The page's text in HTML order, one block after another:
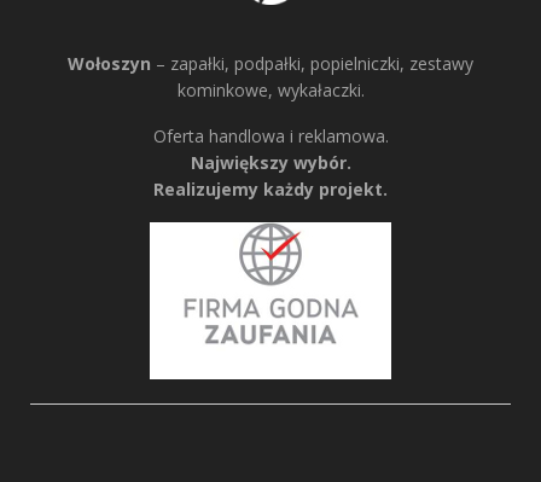
Wołoszyn – zapałki, podpałki, popielniczki, zestawy
kominkowe, wykałaczki.
Oferta handlowa i reklamowa.
Największy wybór.
Realizujemy każdy projekt.